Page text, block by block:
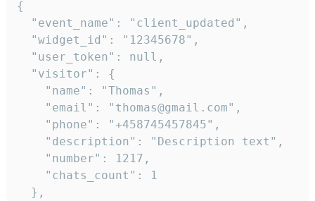
{
  "event_name": "client_updated",
  "widget_id": "12345678",
  "user_token": null,
  "visitor": {
    "name": "Thomas",
    "email": "thomas@gmail.com",
    "phone": "+458745457845",
    "description": "Description text",
    "number": 1217,
    "chats_count": 1
  },